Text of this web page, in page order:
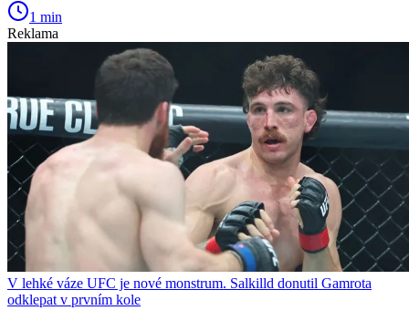
1 min
Reklama
V lehké váze UFC je nové monstrum. Salkilld donutil Gamrota
odklepat v prvním kole